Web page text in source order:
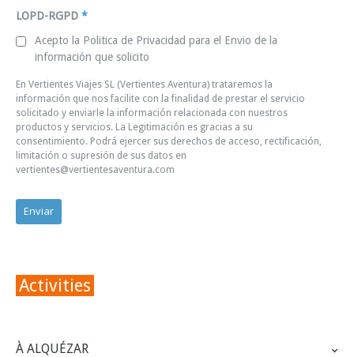
LOPD-RGPD *
Acepto la Politica de Privacidad para el Envio de la
información que solicito
En Vertientes Viajes SL (Vertientes Aventura) trataremos la
información que nos facilite con la finalidad de prestar el servicio
solicitado y enviarle la información relacionada con nuestros
productos y servicios. La Legitimación es gracias a su
consentimiento. Podrá ejercer sus derechos de acceso, rectificación,
limitación o supresión de sus datos en
vertientes@vertientesaventura.com
Activities
À ALQUÉZAR